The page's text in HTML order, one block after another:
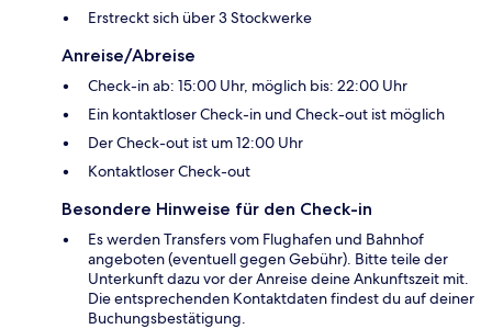
Erstreckt sich über 3 Stockwerke
Anreise/Abreise
Check-in ab: 15:00 Uhr, möglich bis: 22:00 Uhr
Ein kontaktloser Check-in und Check-out ist möglich
Der Check-out ist um 12:00 Uhr
Kontaktloser Check-out
Besondere Hinweise für den Check-in
Es werden Transfers vom Flughafen und Bahnhof
angeboten (eventuell gegen Gebühr). Bitte teile der
Unterkunft dazu vor der Anreise deine Ankunftszeit mit.
Die entsprechenden Kontaktdaten findest du auf deiner
Buchungsbestätigung.